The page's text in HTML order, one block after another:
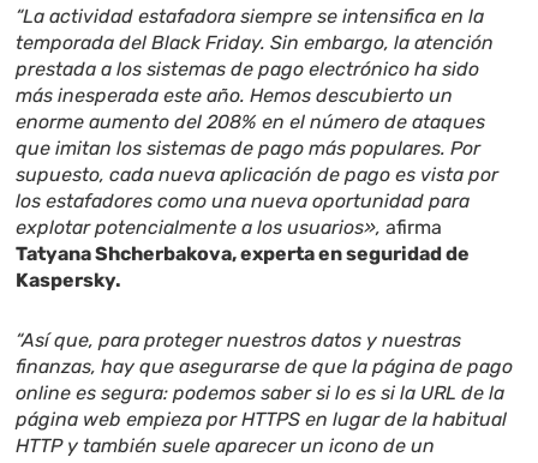
“La actividad estafadora siempre se intensifica en la
temporada del Black Friday. Sin embargo, la atención
prestada a los sistemas de pago electrónico ha sido
más inesperada este año. Hemos descubierto un
enorme aumento del 208% en el número de ataques
que imitan los sistemas de pago más populares. Por
supuesto, cada nueva aplicación de pago es vista por
los estafadores como una nueva oportunidad para
explotar potencialmente a los usuarios», afirma
Tatyana Shcherbakova, experta en seguridad de
Kaspersky.
“Así que, para proteger nuestros datos y nuestras
finanzas, hay que asegurarse de que la página de pago
online es segura: podemos saber si lo es si la URL de la
página web empieza por HTTPS en lugar de la habitual
HTTP y también suele aparecer un icono de un